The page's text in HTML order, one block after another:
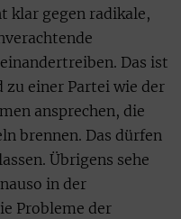
klar gegen radikale,
Das ist
einer Partei wie der
ansprechen, die
brennen. Das dürfen
Übrigens sehe
in der
Probleme der